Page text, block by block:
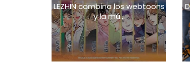
LEZHIN combina los webtoons
y la mú...